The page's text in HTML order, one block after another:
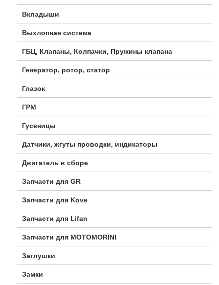
Вкладыши
Выхлопная система
ГБЦ, Клапаны, Колпачки, Пружины клапана
Генератор, ротор, статор
Глазок
ГРМ
Гусеницы
Датчики, жгуты проводки, индикаторы
Двигатель в сборе
Запчасти для GR
Запчасти для Kove
Запчасти для Lifan
Запчасти для MOTOMORINI
Заглушки
Замки